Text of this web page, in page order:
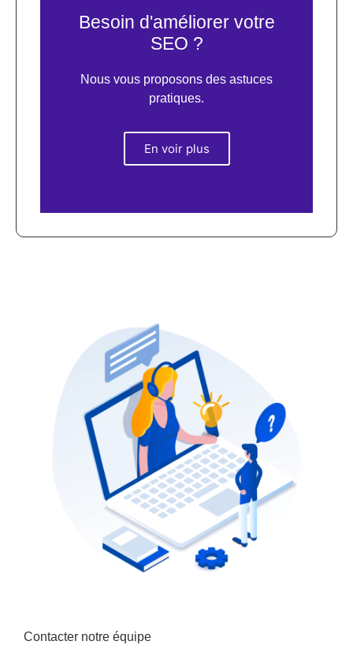
Besoin d'améliorer votre
SEO ?
Nous vous proposons des astuces
pratiques.
En voir plus
Contacter notre équipe